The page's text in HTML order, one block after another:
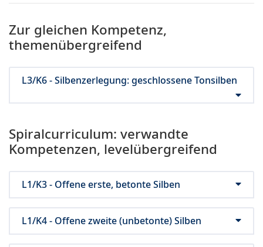
Zur gleichen Kompetenz,
themenübergreifend
L3/K6 - Silbenzerlegung: geschlossene Tonsilben
Spiralcurriculum: verwandte
Kompetenzen, levelübergreifend
L1/K3 - Offene erste, betonte Silben
L1/K4 - Offene zweite (unbetonte) Silben